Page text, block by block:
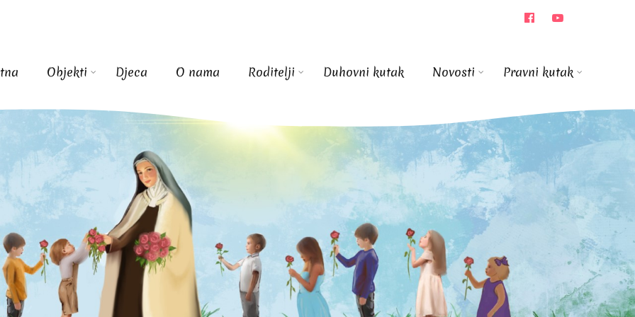
Objekti Djeca O nama Roditelji Duhovni kutak Novosti Pravni kutak